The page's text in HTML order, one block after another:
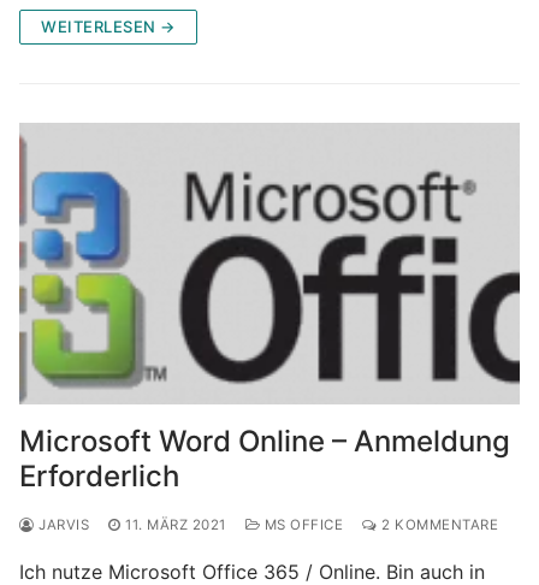
WEITERLESEN →
Microsoft Word Online – Anmeldung
Erforderlich
JARVIS 11. MÄRZ 2021 MS OFFICE 2 KOMMENTARE
Ich nutze Microsoft Office 365 / Online. Bin auch in